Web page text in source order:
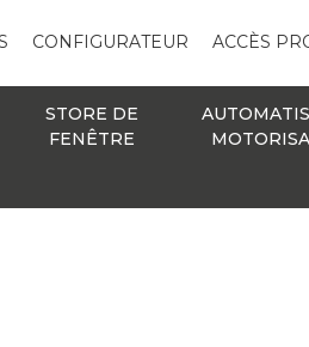
CONFIGURATEUR ACCÈS
STORE DE
FENÊTRE